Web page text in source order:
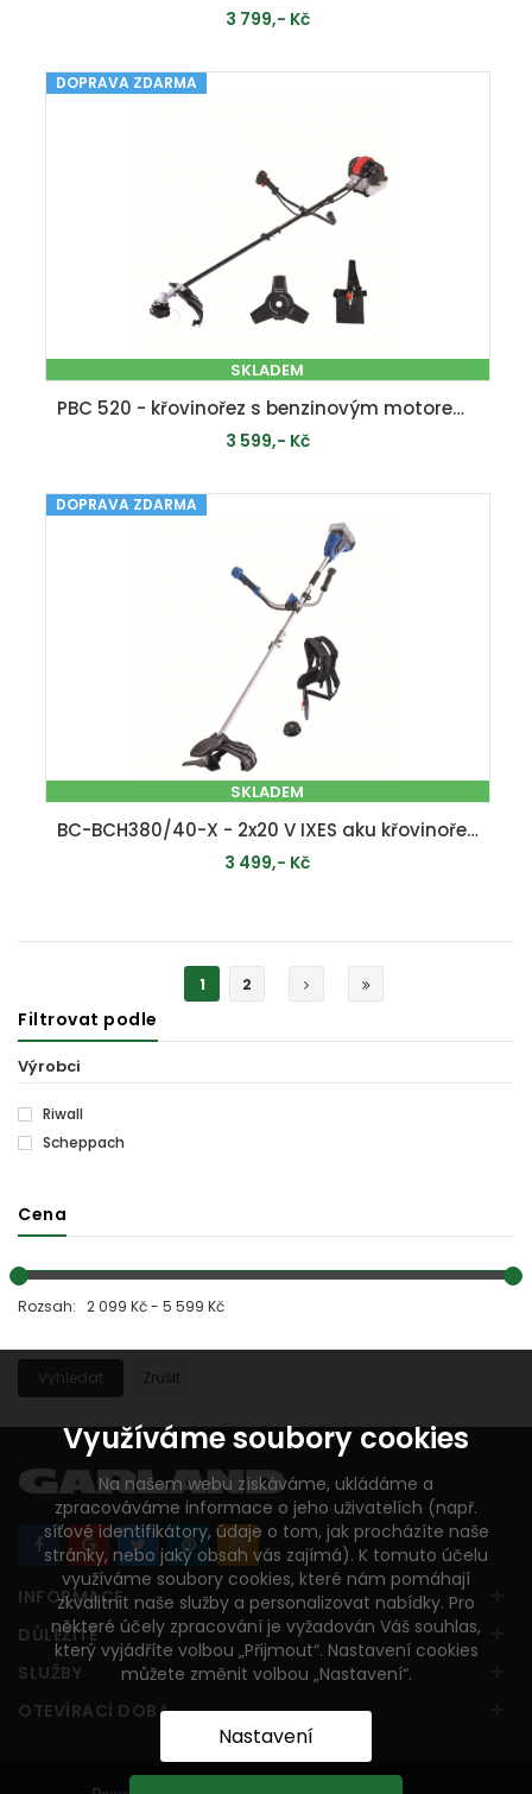
3 799,- Kč
DOPRAVA ZDARMA
SKLADEM
PBC 520 - křovinořez s benzinovým motorem 52 ccm
3 599,- Kč
DOPRAVA ZDARMA
SKLADEM
BC-BCH380/40-X - 2x20 V IXES aku křovinořez 2v1 (bez baterie a nabíječky)
3 499,- Kč
1 2
Filtrovat podle
Výrobci
Riwall
Scheppach
Cena
Rozsah: 2 099 Kč - 5 599 Kč
Vyhledat Zrušit
INFORMACE
DŮLEŽITÉ
SLUŽBY
OTEVÍRACÍ DOBA
Využíváme soubory cookies
Na našem webu získáváme, ukládáme a
zpracováváme informace o jeho uživatelích (např.
síťové identifikátory, údaje o tom, jak procházíte naše
stránky, nebo jaký obsah vás zajímá). K tomuto účelu
využíváme soubory cookies, které nám pomáhají
zkvalitnit naše služby a personalizovat nabídky. Pro
některé účely zpracování je vyžadován Váš souhlas,
který vyjádříte volbou „Přijmout“. Nastavení cookies
můžete změnit volbou „Nastavení“.
Nastavení